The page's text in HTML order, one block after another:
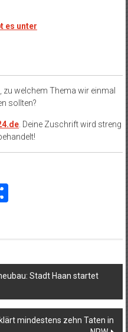
es unter
zu welchem Thema wir einmal
sollten?
. Deine Zuschrift wird streng
Stadt Haan startet
mindestens zehn Taten in